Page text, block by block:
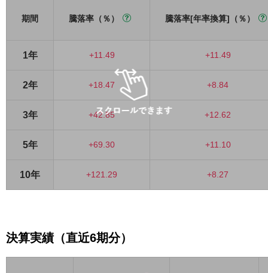
期間 騰落率（％） 騰落率[年率換算]（％）
1年 +11.49 +11.49
2年 +18.47 +8.84
3年 +42.85 +12.62
5年 +69.30 +11.10
10年 +121.29 +8.27
決算実績（直近6期分）